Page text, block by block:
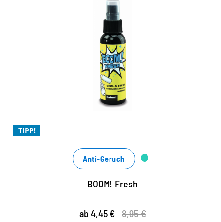
TIPP!
COOL & FRESH – die
hygienische Frische im Schuh
nachhaltige Menthol-Minz-Frische, die dich durch
der effektive, organische Geruchskiller
Anti-Geruch
BOOM! Fresh
ab 4,45 € 8,95 €